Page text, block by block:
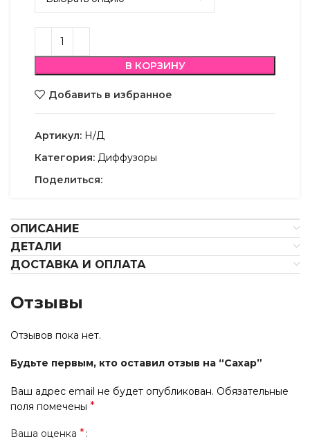
В КОРЗИНУ
Добавить в избранное
Артикул: Н/Д
Категория: Диффузоры
Поделиться:
ОПИСАНИЕ
ДЕТАЛИ
ДОСТАВКА И ОПЛАТА
Отзывы
Отзывов пока нет.
Будьте первым, кто оставил отзыв на “Сахар”
Ваш адрес email не будет опубликован. Обязательные
поля помечены *
Ваша оценка *